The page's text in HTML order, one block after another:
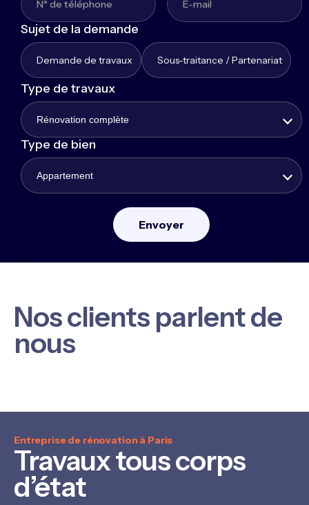
Sujet de la demande
Demande de travaux Sous-traitance / Partenariat
Type de travaux
Rénovation complète
Type de bien
Appartement
Nos clients parlent de
nous
Entreprise de rénovation à Paris
Travaux tous corps
d’état